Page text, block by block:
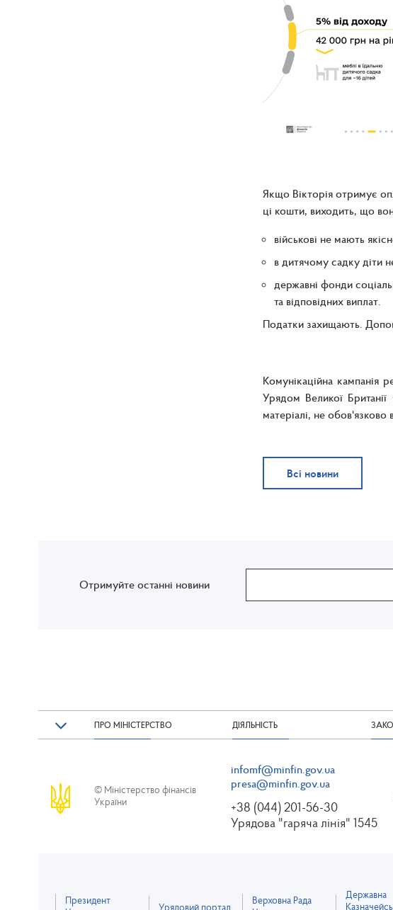
Якщо Вікторія отримує
ці кошти, виходить, що
військові не мають
в дитячому садку діти
державні фонди
та відповідних виплат.
Податки захищають.
Комунікаційна кампанія
Урядом Великої
матеріалі, не обов'язково
Всі новини
Отримуйте останні новини
ПРО МІНІСТЕРСТВО ДІЯЛЬНІСТЬ
© Міністерство фінансів
України
infomf@minfin.gov.ua
presa@minfin.gov.ua
+38 (044) 201-56-30
Урядова "гаряча лінія" 1545
Президент
Урядовий портал
Верховна Рада
Державна